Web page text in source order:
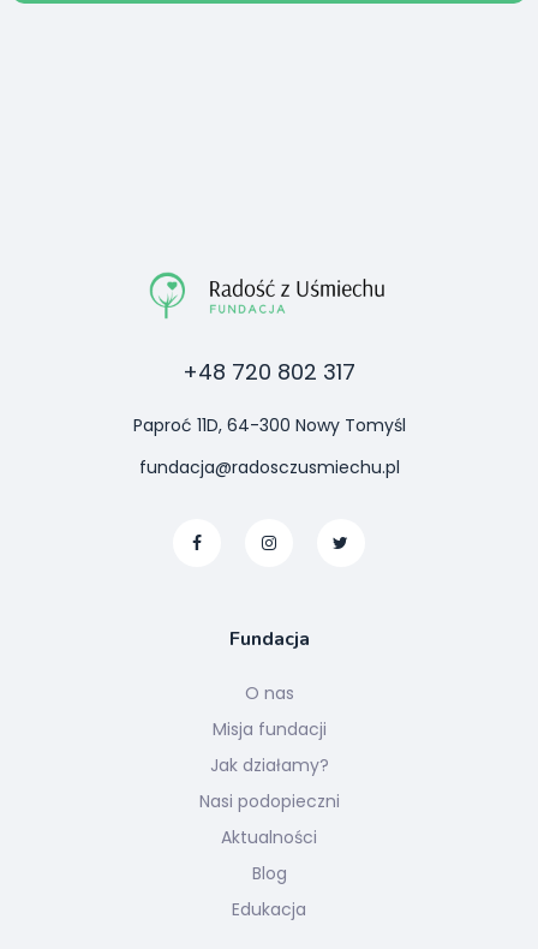
+48 720 802 317
Paproć 11D, 64-300 Nowy Tomyśl
fundacja@radosczusmiechu.pl
Fundacja
O nas
Misja fundacji
Jak działamy?
Nasi podopieczni
Aktualności
Blog
Edukacja